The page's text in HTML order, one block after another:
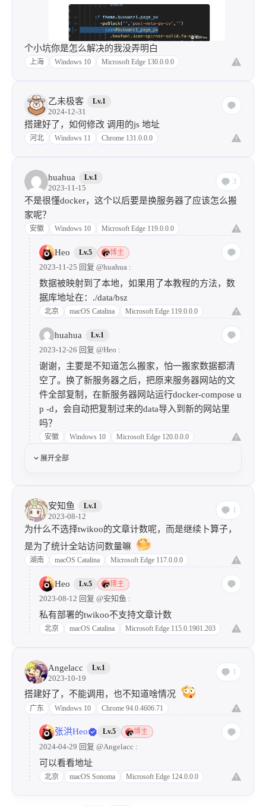
个小坑你是怎么解决的我没弄明白
上海 Windows 10 Microsoft Edge 130.0.0.0
乙未极客 Lv.1
2024-12-31
搭建好了，如何修改 调用的js 地址
河北 Windows 11 Chrome 131.0.0.0
huahua Lv.1
2023-11-15
3
不是很懂docker，这个以后要是换服务器了应该怎么搬
家呢？
安徽 Windows 10 Microsoft Edge 119.0.0.0
Heo Lv.5 博主
2023-11-25 回复 @huahua :
数据被映射到了本地，如果用了本教程的方法，数
据库地址在：./data/bsz
北京 macOS Catalina Microsoft Edge 119.0.0.0
huahua Lv.1
2023-12-26 回复 @Heo :
谢谢，主要是不知道怎么搬家，怕一搬家数据都清
空了。换了新服务器之后，把原来服务器网站的文
件全部复制，在新服务器网站运行docker-compose u
p -d，会自动把复制过来的data导入到新的网站里
吗？
安徽 Windows 10 Microsoft Edge 120.0.0.0
展开全部
安知鱼 Lv.1
2023-08-12
1
为什么不选择twikoo的文章计数呢，而是继续卜算子，
是为了统计全站访问数量嘛
湖南 macOS Catalina Microsoft Edge 117.0.0.0
Heo Lv.5 博主
2023-08-12 回复 @安知鱼 :
私有部署的twikoo不支持文章计数
北京 macOS Catalina Microsoft Edge 115.0.1901.203
Angelacc Lv.1
2023-10-19
1
搭建好了，不能调用，也不知道啥情况
广东 Windows 10 Chrome 94.0.4606.71
张洪Heo Lv.5 博主
2024-04-29 回复 @Angelacc :
可以看看地址
北京 macOS Sonoma Microsoft Edge 124.0.0.0